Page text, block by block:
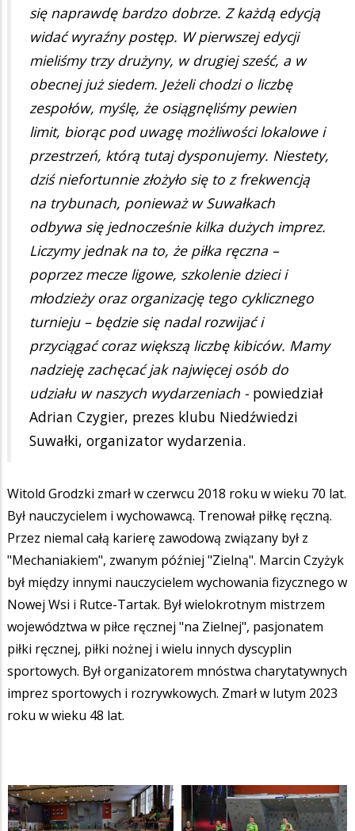
się naprawdę bardzo dobrze. Z każdą edycją
widać wyraźny postęp. W pierwszej edycji
mieliśmy trzy drużyny, w drugiej sześć, a w
obecnej już siedem. Jeżeli chodzi o liczbę
zespołów, myślę, że osiągnęliśmy pewien
limit, biorąc pod uwagę możliwości lokalowe i
przestrzeń, którą tutaj dysponujemy. Niestety,
dziś niefortunnie złożyło się to z frekwencją
na trybunach, ponieważ w Suwałkach
odbywa się jednocześnie kilka dużych imprez.
Liczymy jednak na to, że piłka ręczna –
poprzez mecze ligowe, szkolenie dzieci i
młodzieży oraz organizację tego cyklicznego
turnieju – będzie się nadal rozwijać i
przyciągać coraz większą liczbę kibiców. Mamy
nadzieję zachęcać jak najwięcej osób do
udziału w naszych wydarzeniach - powiedział
Adrian Czygier, prezes klubu Niedźwiedzi
Suwałki, organizator wydarzenia.
Witold Grodzki zmarł w czerwcu 2018 roku w wieku 70 lat.
Był nauczycielem i wychowawcą. Trenował piłkę ręczną.
Przez niemal całą karierę zawodową związany był z
"Mechaniakiem", zwanym później "Zielną". Marcin Czyżyk
był między innymi nauczycielem wychowania fizycznego w
Nowej Wsi i Rutce-Tartak. Był wielokrotnym mistrzem
województwa w piłce ręcznej "na Zielnej", pasjonatem
piłki ręcznej, piłki nożnej i wielu innych dyscyplin
sportowych. Był organizatorem mnóstwa charytatywnych
imprez sportowych i rozrywkowych. Zmarł w lutym 2023
roku w wieku 48 lat.